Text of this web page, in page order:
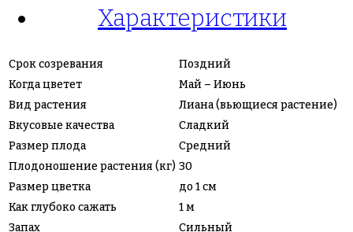
Характеристики
Срок созревания
Поздний
Когда цветет
Май – Июнь
Вид растения
Лиана (вьющиеся растение)
Вкусовые качества
Сладкий
Размер плода
Средний
Плодоношение растения (кг) 30
Размер цветка
до 1 см
Как глубоко сажать
1 м
Запах
Сильный